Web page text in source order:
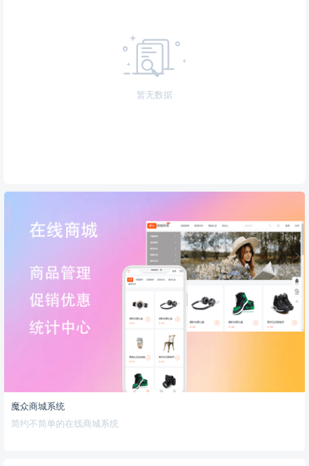
暂无数据
魔众商城系统
简约不简单的在线商城系统